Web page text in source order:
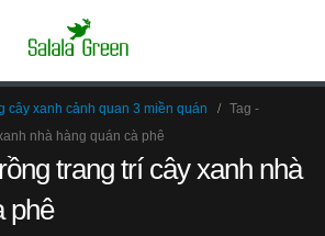
cây xanh cảnh quan 3 miền quán
Tag -
nhà hàng quán cà phê
trang trí cây xanh nhà
phê